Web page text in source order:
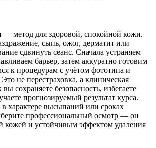
— метод для здоровой, спокойной кожи.
сыпь, ожог, дерматит или
сдвинуть сеанс. Сначала устраняем
барьер, затем аккуратно готовим
к процедурам с учётом фототипа и
не перестраховка, а клиническая
сохраняете безопасность, избегаете
прогнозируемый результат курса.
в характере высыпаний или сроках
профессиональный осмотр — он
кожей и устойчивым эффектом удаления